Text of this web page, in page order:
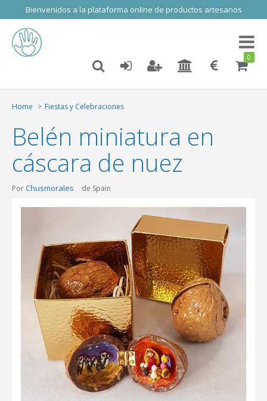
Bienvenidos a la plataforma online de productos artesanos
Toggle
0
Home Fiestas y Celebraciones
Belén miniatura en
cáscara de nuez
PorChusmorales de Spain